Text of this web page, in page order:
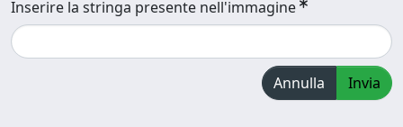
Inserire la stringa presente nell'immagine
Annulla Invia